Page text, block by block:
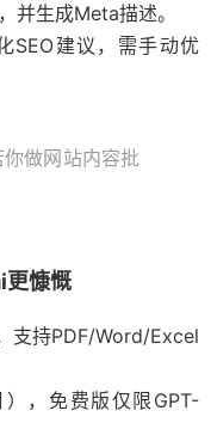
并生成Meta描述。
SEO建议，需手动优
做网站内容批
更慷慨
支持PDF/Word/Excel
，免费版仅限GPT-